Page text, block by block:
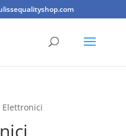
Elettronici